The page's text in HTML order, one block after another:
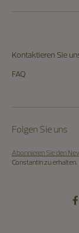
Kontaktieren Sie
FAQ
Folgen Sie uns
Abonnieren Sie den
Constantin zu erhalten.